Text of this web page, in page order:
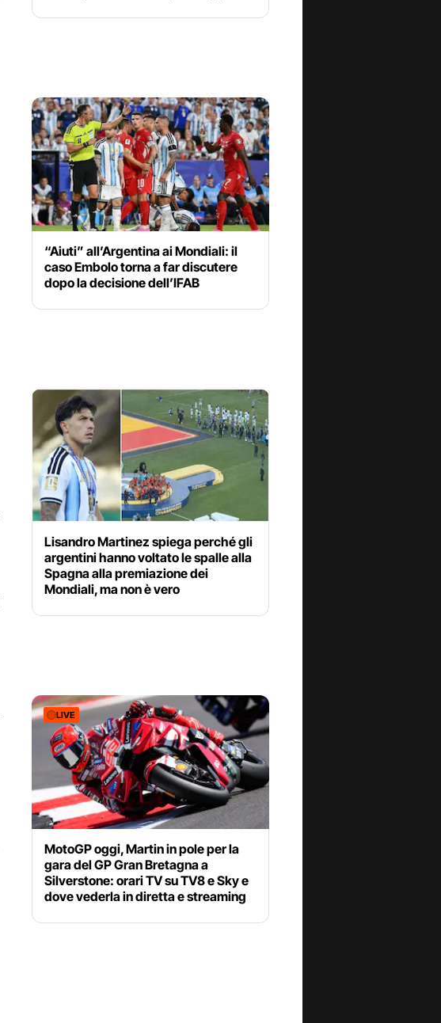
“Aiuti” all’Argentina ai Mondiali: il
caso Embolo torna a far discutere
dopo la decisione dell’IFAB
Lisandro Martinez spiega perché gli
argentini hanno voltato le spalle alla
Spagna alla premiazione dei
Mondiali, ma non è vero
LIVE
MotoGP oggi, Martin in pole per la
gara del GP Gran Bretagna a
Silverstone: orari TV su TV8 e Sky e
dove vederla in diretta e streaming